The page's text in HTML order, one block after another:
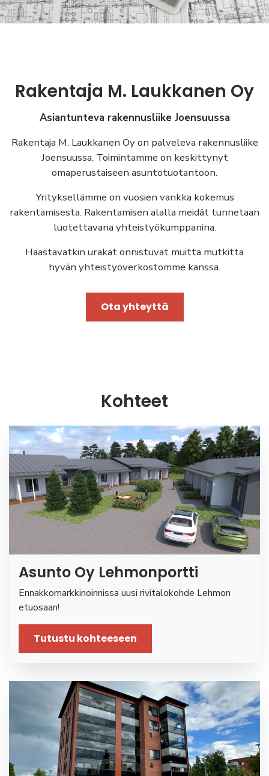
Rakentaja M. Laukkanen Oy
Asiantunteva rakennusliike Joensuussa
Rakentaja M. Laukkanen Oy on palveleva rakennusliike
Joensuussa. Toimintamme on keskittynyt
omaperustaiseen asuntotuotantoon.
Yrityksellämme on vuosien vankka kokemus
rakentamisesta. Rakentamisen alalla meidät tunnetaan
luotettavana yhteistyökumppanina.
Haastavatkin urakat onnistuvat muitta mutkitta
hyvän yhteistyöverkostomme kanssa.
Ota yhteyttä
Kohteet
Asunto Oy Lehmonportti
Ennakkomarkkinoinnissa uusi rivitalokohde Lehmon
etuosaan!
Tutustu kohteeseen